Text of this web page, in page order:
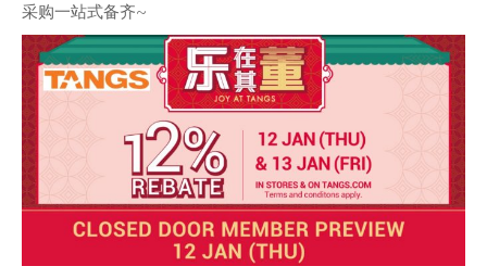
采购一站式备齐~